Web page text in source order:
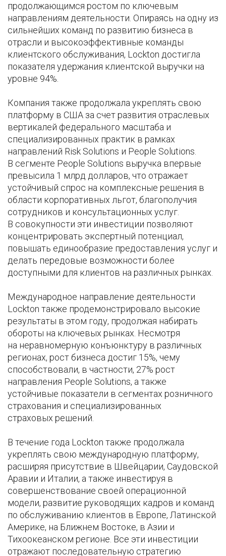
продолжающимся ростом по ключевым
направлениям деятельности. Опираясь на одну из
сильнейших команд по развитию бизнеса в
отрасли и высокоэффективные команды
клиентского обслуживания, Lockton достигла
показателя удержания клиентской выручки на
уровне 94%.
Компания также продолжала укреплять свою
платформу в США за счет развития отраслевых
вертикалей федерального масштаба и
специализированных практик в рамках
направлений Risk Solutions и People Solutions.
В сегменте People Solutions выручка впервые
превысила 1 млрд долларов, что отражает
устойчивый спрос на комплексные решения в
области корпоративных льгот, благополучия
сотрудников и консультационных услуг.
В совокупности эти инвестиции позволяют
концентрировать экспертный потенциал,
повышать единообразие предоставления услуг и
делать передовые возможности более
доступными для клиентов на различных рынках.
Международное направление деятельности
Lockton также продемонстрировало высокие
результаты в этом году, продолжая набирать
обороты на ключевых рынках. Несмотря
на неравномерную конъюнктуру в различных
регионах, рост бизнеса достиг 15%, чему
способствовали, в частности, 27% рост
направления People Solutions, а также
устойчивые показатели в сегментах розничного
страхования и специализированных
страховых решений.
В течение года Lockton также продолжала
укреплять свою международную платформу,
расширяя присутствие в Швейцарии, Саудовской
Аравии и Италии, а также инвестируя в
совершенствование своей операционной
модели, развитие руководящих кадров и команд
по обслуживанию клиентов в Европе, Латинской
Америке, на Ближнем Востоке, в Азии и
Тихоокеанском регионе. Все эти инвестиции
отражают последовательную стратегию